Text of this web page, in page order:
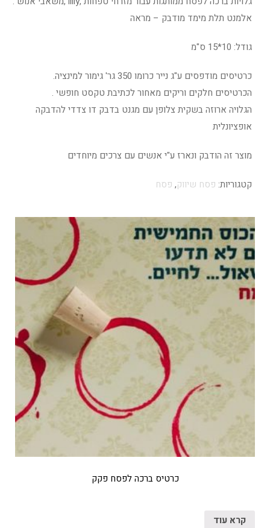
אלמנט תלת מימד מודבק – מראה
גודל: 10*15 ס"מ
כרטיסים מודפסים ע"ג נייר כרומו 350 גר' גימור למינציה.
הכרטיסים חלקים וריקים מאחור לכתיבת טקסט חופשי .
הגלויה ארוזה בשקית צלופן עם מגנט בדבק דו צדדי להדבקה
אופציונלית
מוצר זה הודבק ונארז ע"י אנשים עם צרכים מיוחדים
קטגוריות: פסח שיווק, פסח
כרטיס ברכה לפסח פקק
קרא עוד